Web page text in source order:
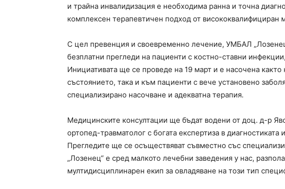
и трайна инвалидизация е необходима ранна и точна
комплексен терапевтичен подход от висококвалифициран
С цел превенция и своевременно лечение, УМБАЛ
безплатни прегледи на пациенти с костно-ставни
Инициативата ще се проведе на 19 март и е насочена
състоянието, така и към пациенти с вече установено
специализирано насочване и адекватна терапия.
Медицинските консултации ще бъдат водени от доц. д-р
ортопед-травматолог с богата експертиза в диагностиката
Прегледите ще се осъществяват съвместно със
„Лозенец“ е сред малкото лечебни заведения у нас,
мултидисциплинарен екип за овладяване на този тип